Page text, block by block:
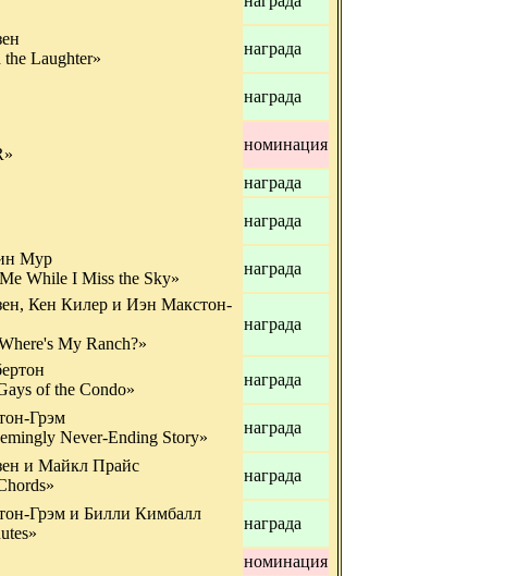
the Laughter»
награда
награда
номинация
награда
награда
Мур
While I Miss the Sky»
награда
Кен Килер и Иэн Макстон-
My Ranch?»
награда
of the Condo»
награда
Грэм
Never-Ending Story»
награда
и Майкл Прайс
награда
Грэм и Билли Кимбалл
награда
номинация